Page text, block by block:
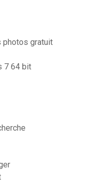
photos gratuit
7 64 bit